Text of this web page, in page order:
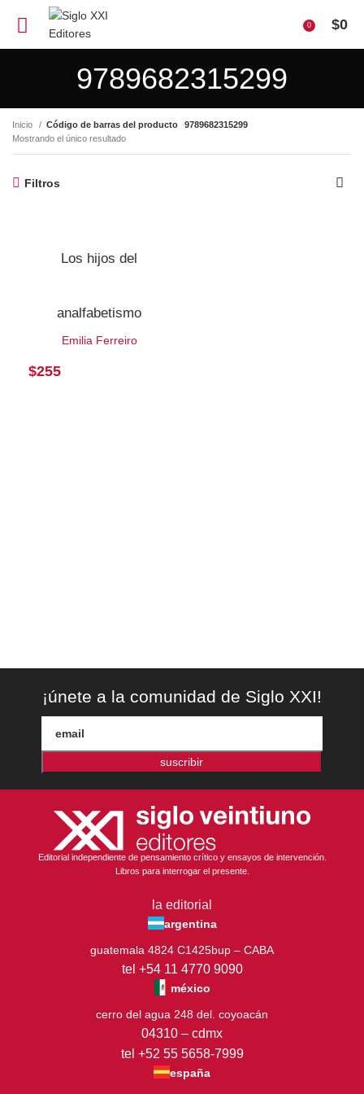
0 $0
9789682315299
Inicio Código de barras del producto
9789682315299
Mostrando el único resultado
Filtros
Los hijos del
analfabetismo
Emilia Ferreiro
$255
¡únete a la comunidad de Siglo XXI!
suscribir
Editorial independiente de pensamiento crítico y ensayos de intervención.
Libros para interrogar el presente.
la editorial
argentina
guatemala 4824 C1425bup – CABA
tel +54 11 4770 9090
méxico
cerro del agua 248 del. coyoacán
04310 – cdmx
tel +52 55 5658-7999
españa